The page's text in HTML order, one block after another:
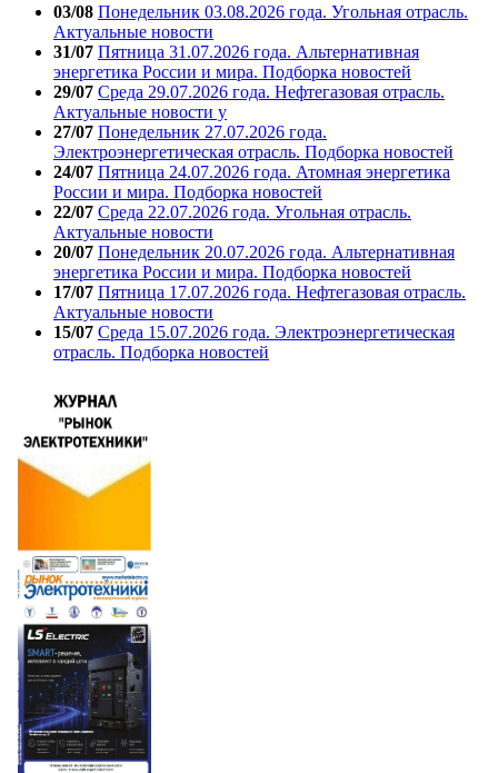
03/08 Понедельник 03.08.2026 года. Угольная отрасль.
Актуальные новости
31/07 Пятница 31.07.2026 года. Альтернативная
энергетика России и мира. Подборка новостей
29/07 Среда 29.07.2026 года. Нефтегазовая отрасль.
Актуальные новости у
27/07 Понедельник 27.07.2026 года.
Электроэнергетическая отрасль. Подборка новостей
24/07 Пятница 24.07.2026 года. Атомная энергетика
России и мира. Подборка новостей
22/07 Среда 22.07.2026 года. Угольная отрасль.
Актуальные новости
20/07 Понедельник 20.07.2026 года. Альтернативная
энергетика России и мира. Подборка новостей
17/07 Пятница 17.07.2026 года. Нефтегазовая отрасль.
Актуальные новости
15/07 Среда 15.07.2026 года. Электроэнергетическая
отрасль. Подборка новостей